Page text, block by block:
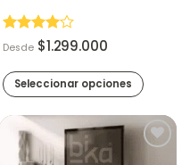
producto
Valorado
5
Desde $1.299.000
Seleccionar opciones
producto
tiene